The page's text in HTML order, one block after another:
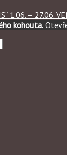
1.06. – 27.06.
kohouta.